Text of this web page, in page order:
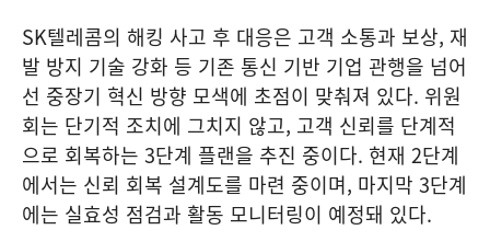
SK텔레콤의 해킹 사고 후 대응은 고객 소통과 보상, 재
발 방지 기술 강화 등 기존 통신 기반 기업 관행을 넘어
선 중장기 혁신 방향 모색에 초점이 맞춰져 있다. 위원
회는 단기적 조치에 그치지 않고, 고객 신뢰를 단계적
으로 회복하는 3단계 플랜을 추진 중이다. 현재 2단계
에서는 신뢰 회복 설계도를 마련 중이며, 마지막 3단계
에는 실효성 점검과 활동 모니터링이 예정돼 있다.